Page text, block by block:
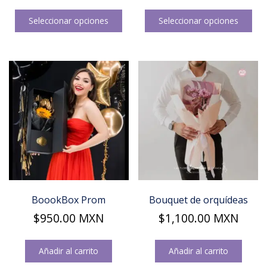
through
$3,250.00
Seleccionar opciones
Este
producto
tiene
variantes.
Las
opciones
se
pueden
elegir
de
Seleccionar opciones
de
BoookBox Prom
$950.00 MXN
Añadir al carrito
Bouquet de orquídeas
$1,100.00 MXN
Añadir al carrito